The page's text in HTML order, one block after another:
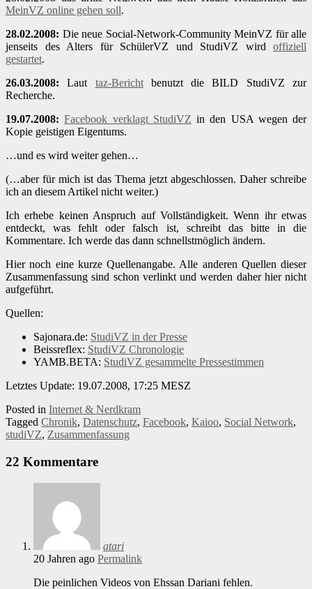
MeinVZ online gehen soll.
28.02.2008: Die neue Social-Network-Community MeinVZ für alle
jenseits des Alters für SchülerVZ und StudiVZ wird offiziell
gestartet.
26.03.2008: Laut taz-Berichtbenutzt die BILD StudiVZ zur
Recherche.
19.07.2008:Facebook verklagt StudiVZ in den USA wegen der
Kopie geistigen Eigentums.
…und es wird weiter gehen…
(…aber für mich ist das Thema jetzt abgeschlossen. Daher schreibe
ich an diesem Artikel nicht weiter.)
Ich erhebe keinen Anspruch auf Vollständigkeit. Wenn ihr etwas
entdeckt, was fehlt oder falsch ist, schreibt das bitte in die
Kommentare. Ich werde das dann schnellstmöglich ändern.
Hier noch eine kurze Quellenangabe. Alle anderen Quellen dieser
Zusammenfassung sind schon verlinkt und werden daher hier nicht
aufgeführt.
Quellen:
Sajonara.de: StudiVZ in der Presse
Beissreflex: StudiVZ Chronologie
YAMB.BETA: StudiVZ gesammelte Pressestimmen
Letztes Update: 19.07.2008, 17:25 MESZ
Posted in Internet & Nerdkram
Tagged Chronik, Datenschutz, Facebook, Kaioo, Social Network,
studiVZ, Zusammenfassung
22 Kommentare
atari
20 Jahren ago Permalink
Die peinlichen Videos von Ehssan Dariani fehlen.